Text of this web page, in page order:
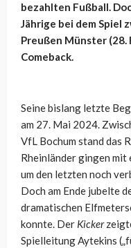
bezahlten Fußball.
Jährige bei dem Spiel
Preußen Münster (28.
Comeback.
Seine bislang letzte
am 27. Mai 2024.
VfL Bochum stand das
Rheinländer gingen mit
um den letzten noch
Doch am Ende jubelte
dramatischen
konnte. Der Kicker
Spielleitung Aytekins